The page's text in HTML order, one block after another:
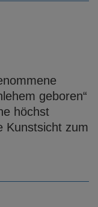
geboren“
höchst
Kunstsicht zum